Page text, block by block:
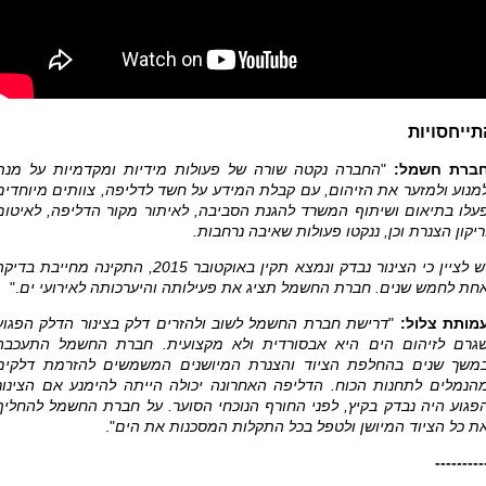
חשמל: "החברה נקטה שורה של פעולות מידיות ומקדמיות על
ולמזער את הזיהום, עם קבלת המידע על חשד לדליפה, צוותים
בתיאום ושיתוף המשרד להגנת הסביבה, לאיתור מקור הדליפה,
הצנרת וכן, ננקטו פעולות שאיבה נרחבות.
יש לציין כי הצינור נבדק ונמצא תקין באוקטובר 2015, התקינה מחייבת
לחמש שנים. חברת החשמל תציג את פעילותה והיערכותה לאירועי ים ."
צלול: "דרישת חברת החשמל לשוב ולהזרים דלק בצינור הדלק
לזיהום הים היא אבסורדית ולא מקצועית. חברת החשמל
שנים בהחלפת הציוד והצנרת המיושנים המשמשים להזרמת
לתחנות הכוח. הדליפה האחרונה יכולה הייתה להימנע אם
היה נבדק בקיץ, לפני החורף הנוכחי הסוער. על חברת החשמל
כל הציוד המיושן ולטפל בכל התקלות המסכנות את הים".